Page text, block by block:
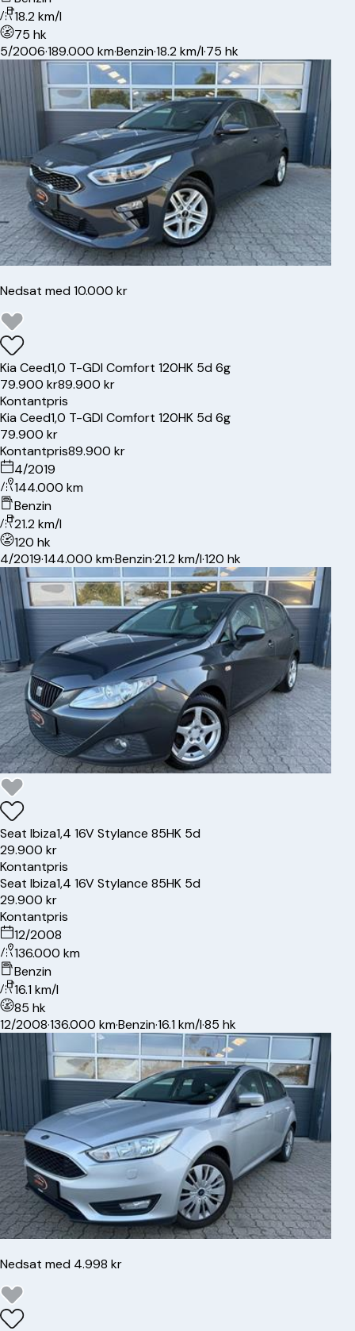
18.2 km/l
75 hk
5/2006·189.000 km·Benzin·18.2 km/l·75 hk
Nedsat med 10.000 kr
KiaCeed1,0 T-GDI Comfort 120HK 5d 6g
79.900 kr89.900 kr
Kontantpris
KiaCeed1,0 T-GDI Comfort 120HK 5d 6g
79.900 kr
Kontantpris89.900 kr
4/2019
144.000 km
Benzin
21.2 km/l
120 hk
4/2019·144.000 km·Benzin·21.2 km/l·120 hk
Seat Ibiza1,4 16V Stylance 85HK 5d
29.900 kr
Kontantpris
Seat Ibiza1,4 16V Stylance 85HK 5d
29.900 kr
Kontantpris
12/2008
136.000 km
Benzin
16.1 km/l
85 hk
12/2008·136.000 km·Benzin·16.1 km/l·85 hk
Nedsat med 4.998 kr